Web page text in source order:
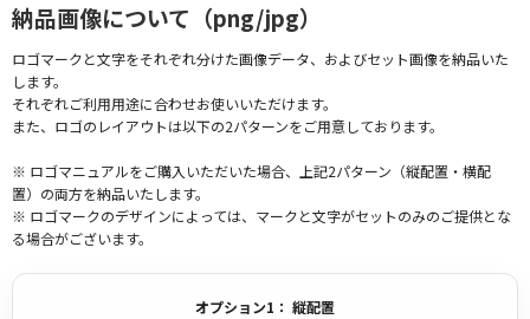
納品画像について（png/jpg）
ロゴマークと文字をそれぞれ分けた画像データ、およびセット画像を納品いた
します。
それぞれご利用用途に合わせお使いいただけます。
また、ロゴのレイアウトは以下の2パターンをご用意しております。
※ ロゴマニュアルをご購入いただいた場合、上記2パターン（縦配置・横配
置）の両方を納品いたします。
※ ロゴマークのデザインによっては、マークと文字がセットのみのご提供とな
る場合がございます。
オプション1： 縦配置